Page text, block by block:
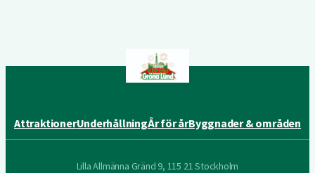
AttraktionerUnderhållningÅr för årByggnader & områden
Lilla Allmänna Gränd 9, 115 21 Stockholm